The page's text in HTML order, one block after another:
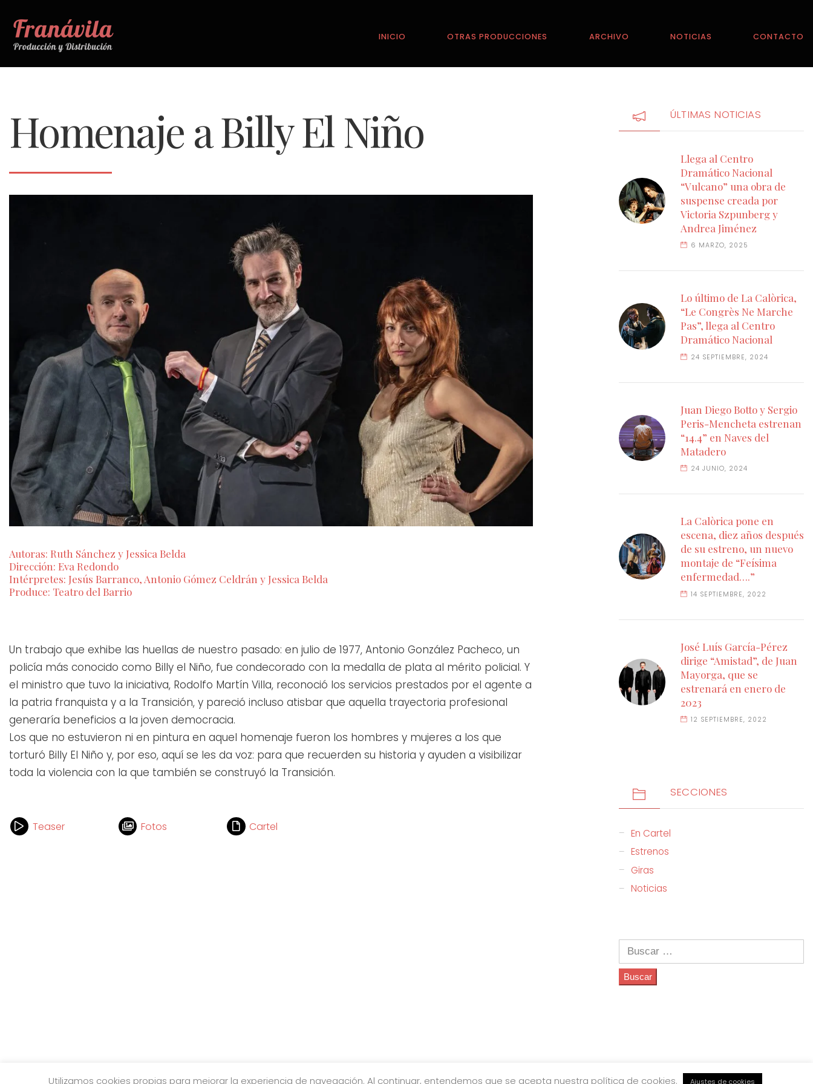
INICIO OTRAS PRODUCCIONES ARCHIVO NOTICIAS CONTACTO
Homenaje a Billy El Niño
Autoras: Ruth Sánchez y Jessica Belda
Dirección: Eva Redondo
Intérpretes: Jesús Barranco, Antonio Gómez Celdrán y Jessica Belda
Produce: Teatro del Barrio
Un trabajo que exhibe las huellas de nuestro pasado: en julio de 1977, Antonio González Pacheco, un
policía más conocido como Billy el Niño, fue condecorado con la medalla de plata al mérito policial. Y
el ministro que tuvo la iniciativa, Rodolfo Martín Villa, reconoció los servicios prestados por el agente a
la patria franquista y a la Transición, y pareció incluso atisbar que aquella trayectoria profesional
generaría beneficios a la joven democracia.
Los que no estuvieron ni en pintura en aquel homenaje fueron los hombres y mujeres a los que
torturó Billy El Niño y, por eso, aquí se les da voz: para que recuerden su historia y ayuden a visibilizar
toda la violencia con la que también se construyó la Transición.
Teaser Fotos Cartel
ÚLTIMAS NOTICIAS
Llega al Centro
Dramático Nacional
“Vulcano” una obra de
suspense creada por
Victoria Szpunberg y
Andrea Jiménez
6 MARZO, 2025
Lo último de La Calòrica,
“Le Congrès Ne Marche
Pas”, llega al Centro
Dramático Nacional
24 SEPTIEMBRE, 2024
Juan Diego Botto y Sergio
Peris-Mencheta estrenan
“14.4” en Naves del
Matadero
24 JUNIO, 2024
La Calòrica pone en
escena, diez años después
de su estreno, un nuevo
montaje de “Feísima
enfermedad….”
14 SEPTIEMBRE, 2022
José Luís García-Pérez
dirige “Amistad”, de Juan
Mayorga, que se
estrenará en enero de
2023
12 SEPTIEMBRE, 2022
SECCIONES
En Cartel
Estrenos
Giras
Noticias
Buscar:
Utilizamos cookies propias para mejorar la experiencia de navegación. Al continuar, entendemos que se acepta nuestra política de cookies. Ajustes de cookies